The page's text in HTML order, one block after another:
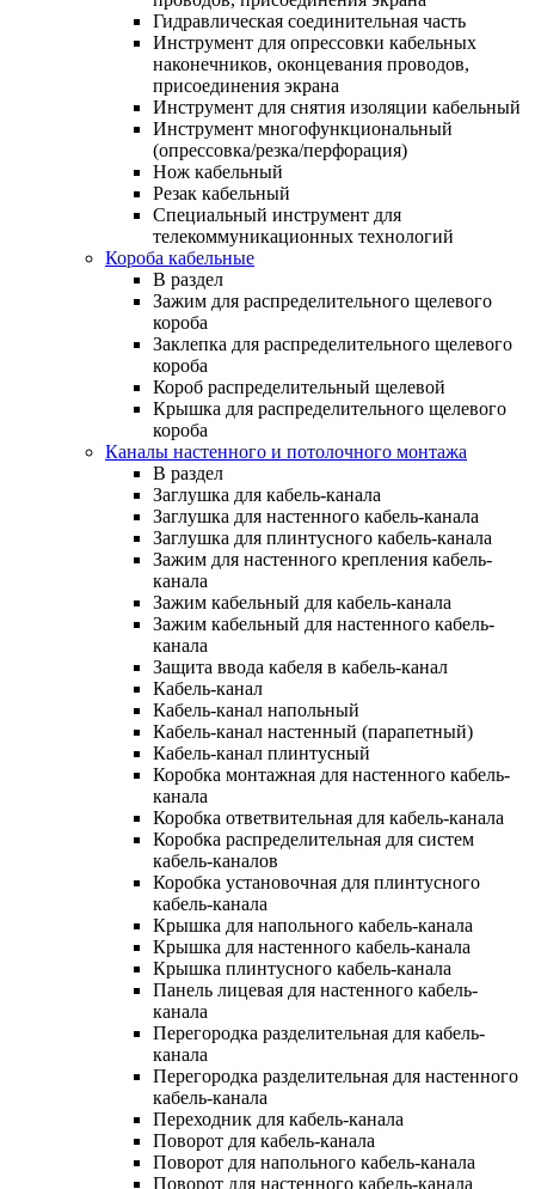
Гидравлическая соединительная часть
Инструмент для опрессовки кабельных
наконечников, оконцевания проводов,
присоединения экрана
Инструмент для снятия изоляции кабельный
Инструмент многофункциональный
(опрессовка/резка/перфорация)
Нож кабельный
Резак кабельный
Специальный инструмент для
телекоммуникационных технологий
Короба кабельные
В раздел
Зажим для распределительного щелевого
короба
Заклепка для распределительного щелевого
короба
Короб распределительный щелевой
Крышка для распределительного щелевого
короба
Каналы настенного и потолочного монтажа
В раздел
Заглушка для кабель-канала
Заглушка для настенного кабель-канала
Заглушка для плинтусного кабель-канала
Зажим для настенного крепления кабель-
канала
Зажим кабельный для кабель-канала
Зажим кабельный для настенного кабель-
канала
Защита ввода кабеля в кабель-канал
Кабель-канал
Кабель-канал напольный
Кабель-канал настенный (парапетный)
Кабель-канал плинтусный
Коробка монтажная для настенного кабель-
канала
Коробка ответвительная для кабель-канала
Коробка распределительная для систем
кабель-каналов
Коробка установочная для плинтусного
кабель-канала
Крышка для напольного кабель-канала
Крышка для настенного кабель-канала
Крышка плинтусного кабель-канала
Панель лицевая для настенного кабель-
канала
Перегородка разделительная для кабель-
канала
Перегородка разделительная для настенного
кабель-канала
Переходник для кабель-канала
Поворот для кабель-канала
Поворот для напольного кабель-канала
Поворот для настенного кабель-канала